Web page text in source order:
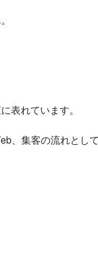
表れています。
、集客の流れとして